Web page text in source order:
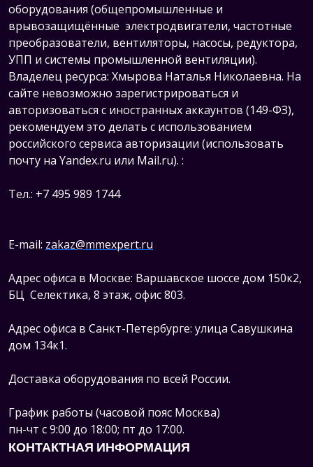
оборудования (общепромышленные и
врывозащищённые электродвигатели, частотные
преобразователи, вентиляторы, насосы, редуктора,
УПП и системы промышленной вентиляции).
Владелец ресурса: Хмырова Наталья Николаевна. На
сайте невозможно зарегистрироваться и
авторизоваться с иностранных аккаунтов (149-ФЗ),
рекомендуем это делать с использованием
российского сервиса авторизации (использовать
почту на Yandex.ru или Mail.ru). :
Тел.: +7 495 989 1744
E-mail: zakaz@mmexpert.ru
Адрес офиса в Москве: Варшавское шоссе дом 150к2,
БЦ Селектика, 8 этаж, офис 803.
Адрес офиса в Санкт-Петербурге: улица Савушкина
дом 134к1.
Доставка оборудования по всей России.
График работы (часовой пояс Москва)
пн-чт с 9:00 до 18:00; пт до 17:00.
КОНТАКТНАЯ ИНФОРМАЦИЯ